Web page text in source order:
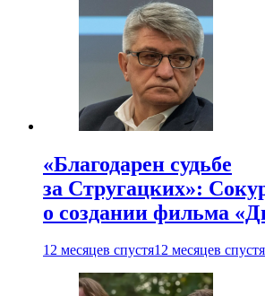
«Благодарен судьбе
за Стругацких»:
о создании фильма
12 месяцев спустя12 месяцев спустя